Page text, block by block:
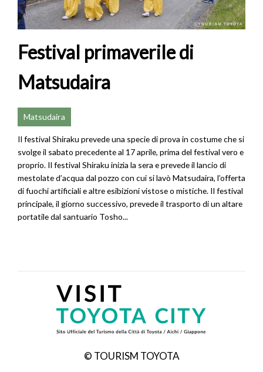
Festival primaverile di
Matsudaira
Matsudaira
Il festival Shiraku prevede una specie di prova in costume che si
svolge il sabato precedente al 17 aprile, prima del festival vero e
proprio. Il festival Shiraku inizia la sera e prevede il lancio di
mestolate d’acqua dal pozzo con cui si lavò Matsudaira, l’offerta
di fuochi artificiali e altre esibizioni vistose o mistiche. Il festival
principale, il giorno successivo, prevede il trasporto di un altare
portatile dal santuario Tosho...
© TOURISM TOYOTA